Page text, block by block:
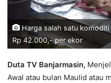
Harga salah satu komoditi
Rp 42.000,- per ekor
Duta TV Banjarmasin,
Awal atau bulan Maulid atau